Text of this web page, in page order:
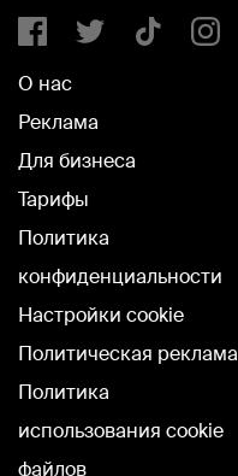
О нас
Реклама
Для бизнеса
Тарифы
Политика
конфиденциальности
Настройки cookie
Политическая реклама
Политика
использования cookie
файлов